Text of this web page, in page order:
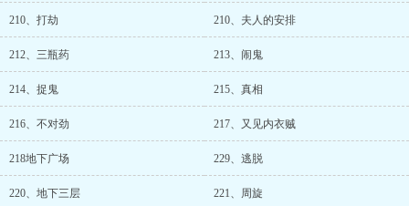
210、打劫 210、夫人的安排
212、三瓶药 213、闹鬼
214、捉鬼 215、真相
216、不对劲 217、又见内衣贼
218地下广场 229、逃脱
220、地下三层 221、周旋